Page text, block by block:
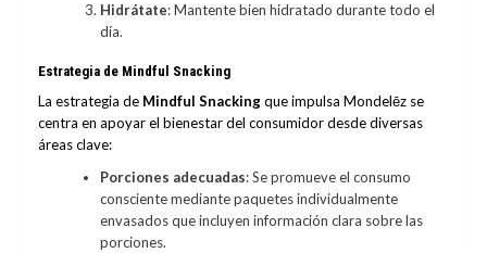
Hidrátate: Mantente bien hidratado durante todo el
día.
Estrategia de Mindful Snacking
La estrategia de Mindful Snackingque impulsa Mondelēz se
centra en apoyar el bienestar del consumidor desde diversas
áreas clave:
Porciones adecuadas: Se promueve el consumo
consciente mediante paquetes individualmente
envasados que incluyen información clara sobre las
porciones.